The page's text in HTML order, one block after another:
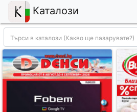
Каталози